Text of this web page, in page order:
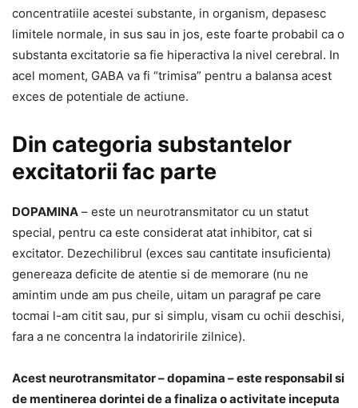
concentratiile acestei substante, in organism, depasesc
limitele normale, in sus sau in jos, este foarte probabil ca o
substanta excitatorie sa fie hiperactiva la nivel cerebral. In
acel moment, GABA va fi “trimisa” pentru a balansa acest
exces de potentiale de actiune.
Din categoria substantelor
excitatorii fac parte
DOPAMINA – este un neurotransmitator cu un statut
special, pentru ca este considerat atat inhibitor, cat si
excitator. Dezechilibrul (exces sau cantitate insuficienta)
genereaza deficite de atentie si de memorare (nu ne
amintim unde am pus cheile, uitam un paragraf pe care
tocmai l-am citit sau, pur si simplu, visam cu ochii deschisi,
fara a ne concentra la indatoririle zilnice).
Acest neurotransmitator – dopamina – este responsabil si
de mentinerea dorintei de a finaliza o activitate inceputa